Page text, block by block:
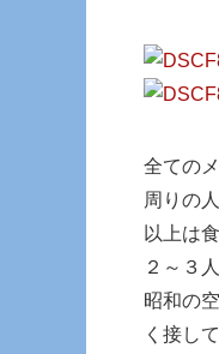
全ての
周りの
以上は
２～３
昭和の
く接し